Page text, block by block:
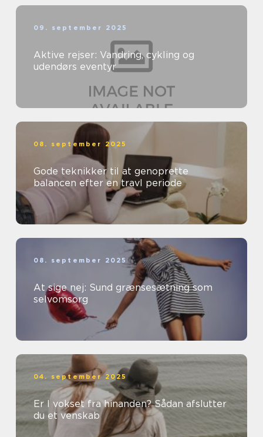
09. september 2025
Aktive rejser: Vandring, cykling og
udendørs eventyr
08. september 2025
Gode teknikker til at genoprette
balancen efter en travl periode
08. september 2025
At sige nej: Sund grænsesætning som
selvomsorg
04. september 2025
Er I vokset fra hinanden? Sådan afslutter
du et venskab